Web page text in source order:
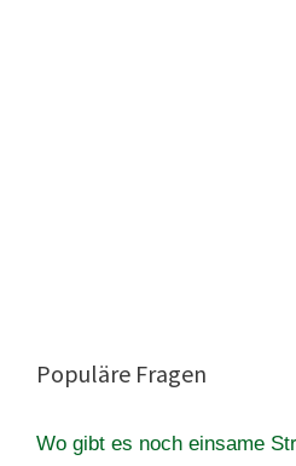
Populäre Fragen
Wo gibt es noch einsame